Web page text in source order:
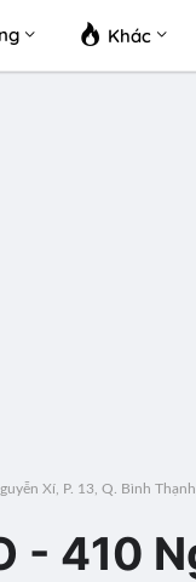
Khác
Xí, P. 13, Q. Bình Thạnh
- 410